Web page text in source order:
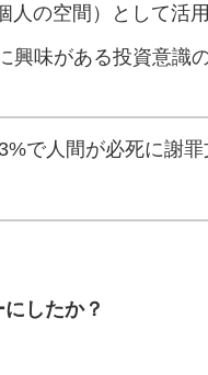
人の空間）として活
興味がある投資意識
で人間が必死に謝
したか？